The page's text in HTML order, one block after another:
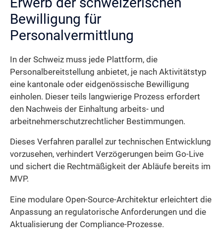
Bewilligung für
Personalvermittlung
In der Schweiz muss jede Plattform, die
Personalbereitstellung anbietet, je nach Aktivitätstyp
eine kantonale oder eidgenössische Bewilligung
einholen. Dieser teils langwierige Prozess erfordert
den Nachweis der Einhaltung arbeits- und
arbeitnehmerschutzrechtlicher Bestimmungen.
Dieses Verfahren parallel zur technischen Entwicklung
vorzusehen, verhindert Verzögerungen beim Go-Live
und sichert die Rechtmäßigkeit der Abläufe bereits im
MVP.
Eine modulare Open-Source-Architektur erleichtert die
Anpassung an regulatorische Anforderungen und die
Aktualisierung der Compliance-Prozesse.